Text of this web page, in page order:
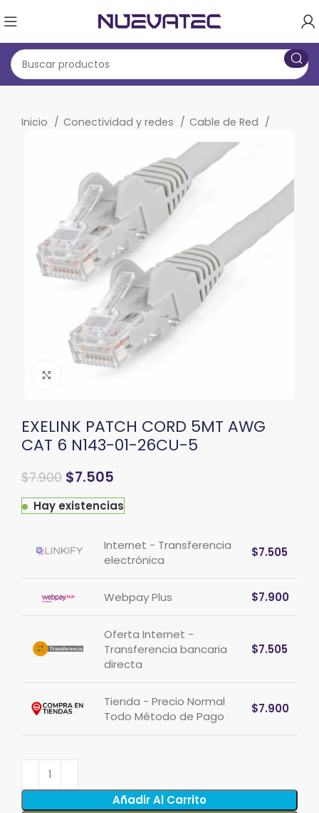
Inicio Conectividad y redes Cable de Red
EXELINK PATCH CORD 5MT AWG
CAT 6 N143-01-26CU-5
$7.900 $7.505
Hay existencias
Internet - Transferencia
electrónica
$7.505
Webpay Plus $7.900
Oferta Internet -
Transferencia bancaria
directa
$7.505
Tienda - Precio Normal
Todo Método de Pago
$7.900
Añadir Al Carrito